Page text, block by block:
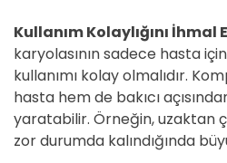
Kullanım Kolaylığını İhmal
karyolasının sadece hasta
kullanımı kolay olmalıdır.
hasta hem de bakıcı
yaratabilir. Örneğin, uzaktan
zor durumda kalındığında